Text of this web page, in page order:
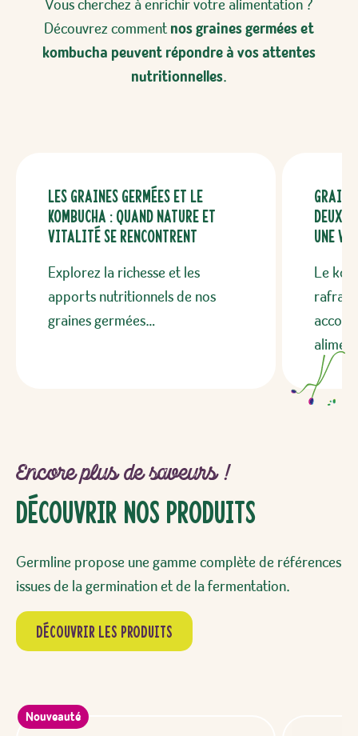
Vous cherchez à enrichir votre alimentation ?
Découvrez comment nos graines germées et
kombucha peuvent répondre à vos attentes
nutritionnelles.
Les graines germées et le
kombucha : quand nature et
vitalité se rencontrent
Explorez la richesse et les
apports nutritionnels de nos
graines germées…
deux
une
Le
Encore plus de saveurs !
Découvrir Nos Produits
Germline propose une gamme complète de références
issues de la germination et de la fermentation.
Découvrir les produits
Nouveauté